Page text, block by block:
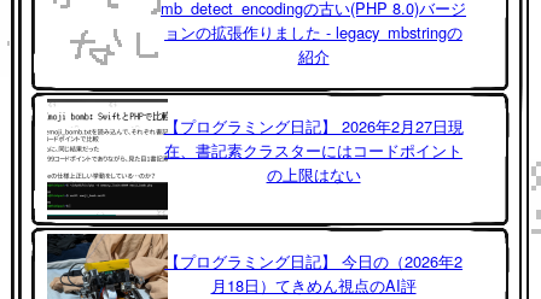
mb_detect_encodingの古い(PHP 8.0)バージ
ョンの拡張作りました - legacy_mbstringの
紹介
【プログラミング日記】 2026年2月27日現
在、書記素クラスターにはコードポイント
の上限はない
【プログラミング日記】 今日の（2026年2
月18日）てきめん視点のAI評